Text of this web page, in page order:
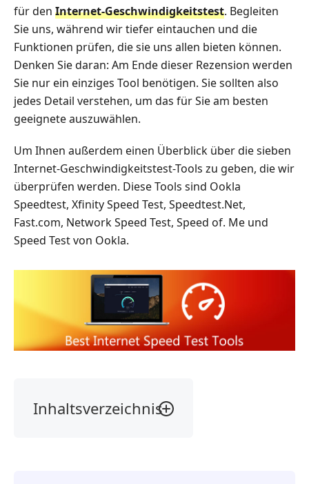
für den Internet-Geschwindigkeitstest. Begleiten
Sie uns, während wir tiefer eintauchen und die
Funktionen prüfen, die sie uns allen bieten können.
Denken Sie daran: Am Ende dieser Rezension werden
Sie nur ein einziges Tool benötigen. Sie sollten also
jedes Detail verstehen, um das für Sie am besten
geeignete auszuwählen.
Um Ihnen außerdem einen Überblick über die sieben
Internet-Geschwindigkeitstest-Tools zu geben, die wir
überprüfen werden. Diese Tools sind Ookla
Speedtest, Xfinity Speed Test, Speedtest.Net,
Fast.com, Network Speed Test, Speed of. Me und
Speed Test von Ookla.
Inhaltsverzeichnis